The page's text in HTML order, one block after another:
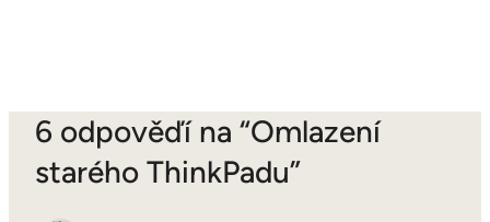
6 odpověďí na “Omlazení
starého ThinkPadu”